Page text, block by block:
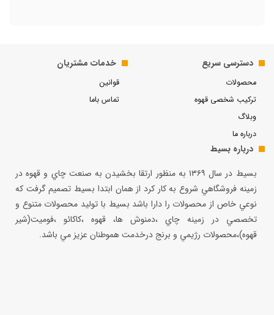
دسترسی سریع
محصولات
ترکیب شخصی قهوه
وبلاگ
درباره ما
خدمات مشتریان
قوانین
تماس باما
درباره بسیط
بسيط در سال ۱۳۶۹ به منظور ارتقا بخشيدن به صنعت چاي و قهوه در
زمينه فروشگاهي شروع به كار كرد از همان ابتدا بسيط تصميم گرفت كه
نوعي خاص از محصولات را دارا باشد بسيط با توليد محصولات متنوع و
تخصصي در زمينه چاي ،دمنوش ها، قهوه ،كاكائو ،فوميت(شير
قهوه)،محصولات رژيمي و برنج درخدمت هموطنان عزيز مي باشد.